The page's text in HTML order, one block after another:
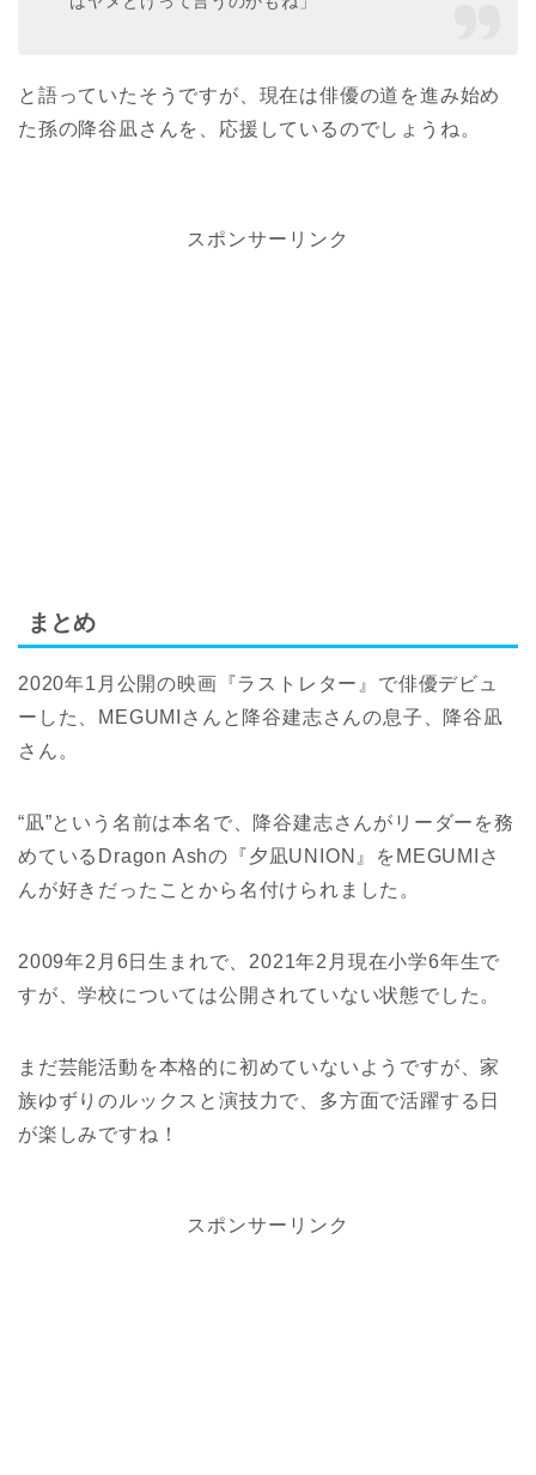
と語っていたそうですが、現在は俳優の道を進み始め
た孫の降谷凪さんを、応援しているのでしょうね。
スポンサーリンク
まとめ
2020年1月公開の映画『ラストレター』で俳優デビュ
ーした、MEGUMIさんと降谷建志さんの息子、降谷凪
さん。
“凪”という名前は本名で、降谷建志さんがリーダーを務
めているDragon Ashの『夕凪UNION』をMEGUMIさ
んが好きだったことから名付けられました。
2009年2月6日生まれで、2021年2月現在小学6年生で
すが、学校については公開されていない状態でした。
まだ芸能活動を本格的に初めていないようですが、家
族ゆずりのルックスと演技力で、多方面で活躍する日
が楽しみですね！
スポンサーリンク